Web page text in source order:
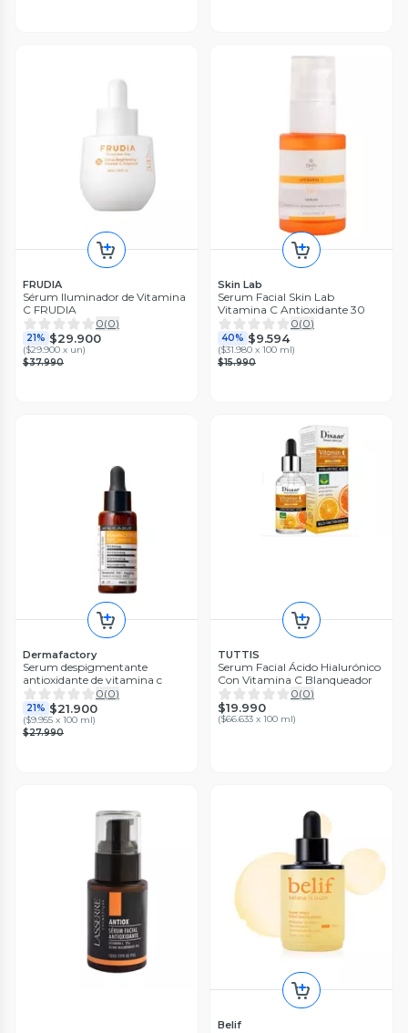
FRUDIA
Sérum Iluminador de Vitamina
C FRUDIA
0(0)
21% $29.900
($29.900 x un)
$37.990
Skin Lab
Serum Facial Skin Lab
Vitamina C Antioxidante 30
0(0)
40% $9.594
($31.980 x 100 ml)
$15.990
Dermafactory
Serum despigmentante
antioxidante de vitamina c
0(0)
21% $21.900
($9.955 x 100 ml)
$27.990
TUTTIS
Serum Facial Ácido Hialurónico
Con Vitamina C Blanqueador
0(0)
$19.990
($66.633 x 100 ml)
Belif